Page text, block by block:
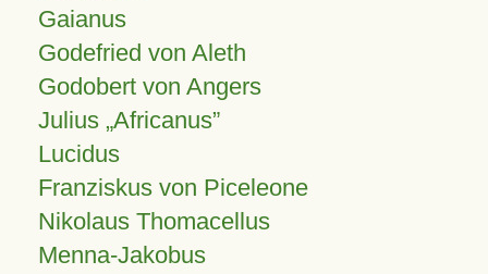
Gaianus
Godefried von Aleth
Godobert von Angers
Julius Africanus
Lucidus
Franziskus von Piceleone
Nikolaus Thomacellus
Menna-Jakobus